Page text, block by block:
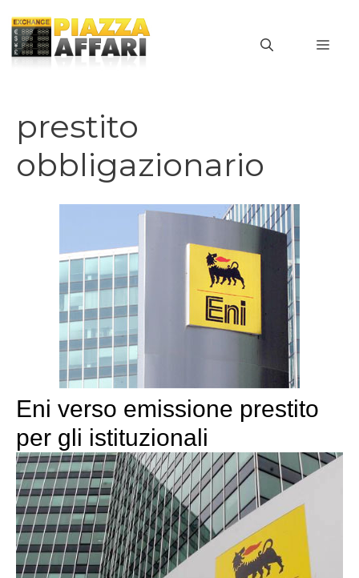
contenuto
prestito
obbligazionario
Eni verso emissione prestito
per gli istituzionali